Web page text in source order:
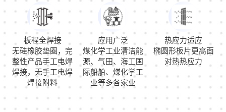
板程全焊接
无硅橡胶垫圈，完
整性产品手工电焊
焊接，无手工电焊
焊接附料
应用广泛
煤化学工业清洁能
源、气田、海工国
际船舶、煤化学工
业等多各家业
热应力适应
椭圆形板片更高面
对热热应力